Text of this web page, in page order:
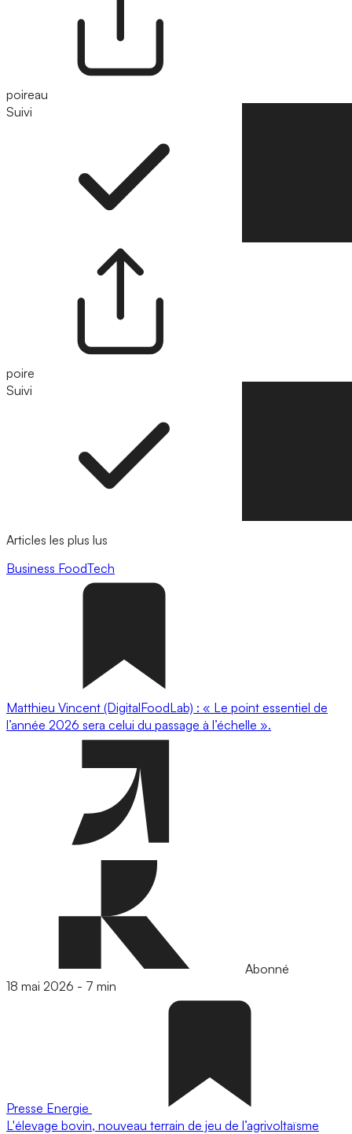
poireau
Suivi
poire
Suivi
Articles les plus lus
Business FoodTech
Matthieu Vincent (DigitalFoodLab) : « Le point essentiel de
l’année 2026 sera celui du passage à l’échelle ».
Abonné
18 mai 2026 - 7 min
Presse Energie
L'élevage bovin, nouveau terrain de jeu de l’agrivoltaïsme